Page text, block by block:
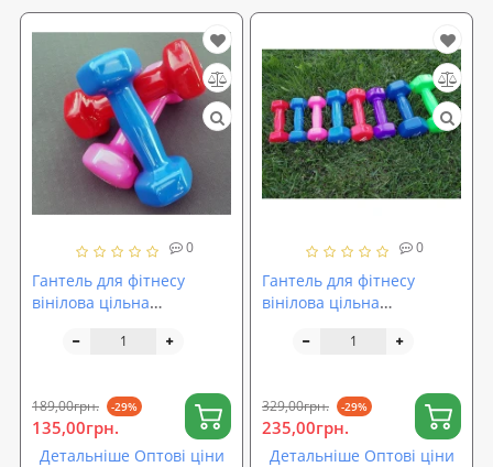
0
Гантель для фітнесу
вінілова цільна
0.5 кг (FI-0105-1)
189,00грн. -29%
135,00грн.
Детальніше Оптові ціни
0
Гантель для фітнесу
вінілова цільна
1 кг (FI-0105-2)
329,00грн. -29%
235,00грн.
Детальніше Оптові ціни